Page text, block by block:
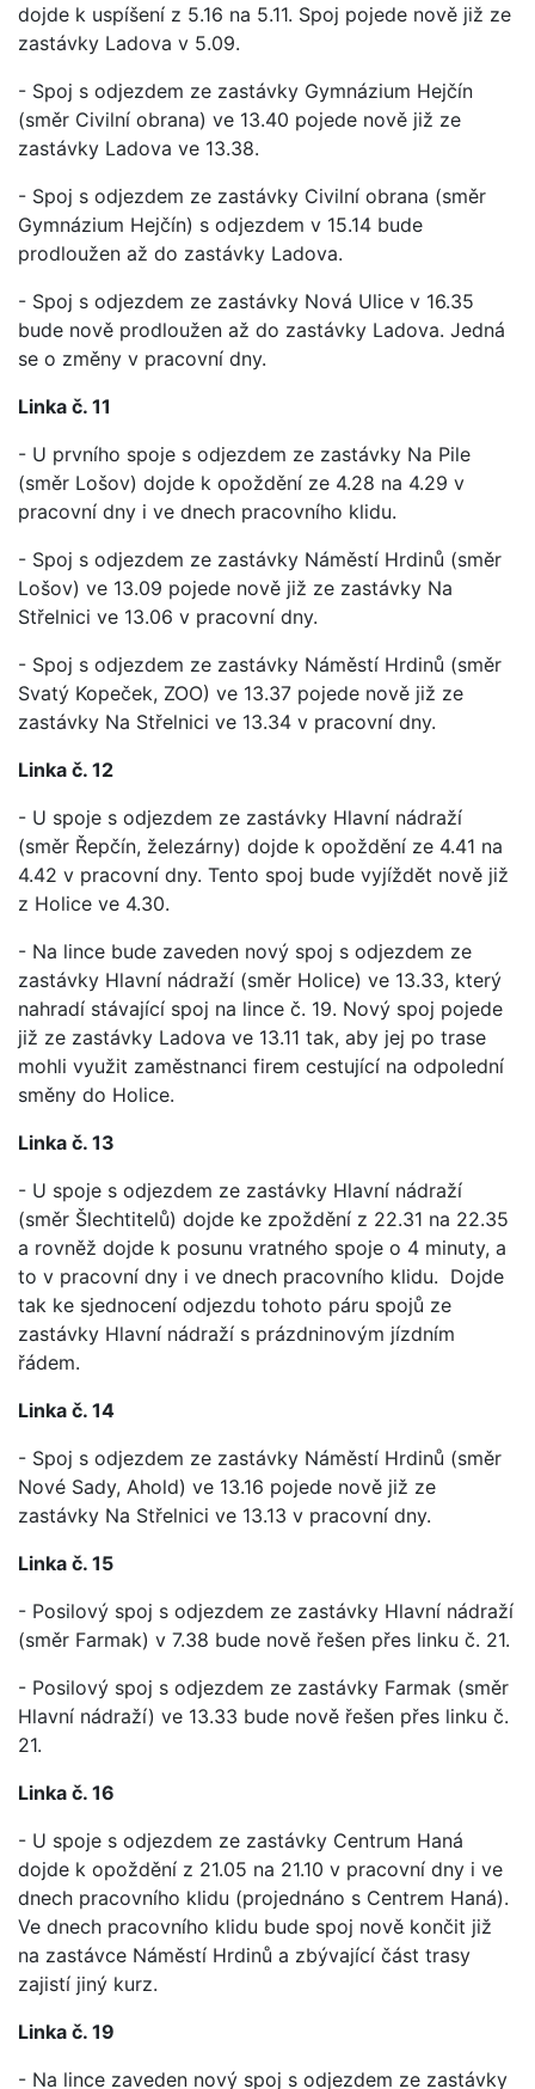
dojde k uspíšení z 5.16 na 5.11. Spoj pojede nově již ze
zastávky Ladova v 5.09.
- Spoj s odjezdem ze zastávky Gymnázium Hejčín
(směr Civilní obrana) ve 13.40 pojede nově již ze
zastávky Ladova ve 13.38.
- Spoj s odjezdem ze zastávky Civilní obrana (směr
Gymnázium Hejčín) s odjezdem v 15.14 bude
prodloužen až do zastávky Ladova.
- Spoj s odjezdem ze zastávky Nová Ulice v 16.35
bude nově prodloužen až do zastávky Ladova. Jedná
se o změny v pracovní dny.
Linka č. 11
- U prvního spoje s odjezdem ze zastávky Na Pile
(směr Lošov) dojde k opoždění ze 4.28 na 4.29 v
pracovní dny i ve dnech pracovního klidu.
- Spoj s odjezdem ze zastávky Náměstí Hrdinů (směr
Lošov) ve 13.09 pojede nově již ze zastávky Na
Střelnici ve 13.06 v pracovní dny.
- Spoj s odjezdem ze zastávky Náměstí Hrdinů (směr
Svatý Kopeček, ZOO) ve 13.37 pojede nově již ze
zastávky Na Střelnici ve 13.34 v pracovní dny.
Linka č. 12
- U spoje s odjezdem ze zastávky Hlavní nádraží
(směr Řepčín, železárny) dojde k opoždění ze 4.41 na
4.42 v pracovní dny. Tento spoj bude vyjíždět nově již
z Holice ve 4.30.
- Na lince bude zaveden nový spoj s odjezdem ze
zastávky Hlavní nádraží (směr Holice) ve 13.33, který
nahradí stávající spoj na lince č. 19. Nový spoj pojede
již ze zastávky Ladova ve 13.11 tak, aby jej po trase
mohli využit zaměstnanci firem cestující na odpolední
směny do Holice.
Linka č. 13
- U spoje s odjezdem ze zastávky Hlavní nádraží
(směr Šlechtitelů) dojde ke zpoždění z 22.31 na 22.35
a rovněž dojde k posunu vratného spoje o 4 minuty, a
to v pracovní dny i ve dnech pracovního klidu. Dojde
tak ke sjednocení odjezdu tohoto páru spojů ze
zastávky Hlavní nádraží s prázdninovým jízdním
řádem.
Linka č. 14
- Spoj s odjezdem ze zastávky Náměstí Hrdinů (směr
Nové Sady, Ahold) ve 13.16 pojede nově již ze
zastávky Na Střelnici ve 13.13 v pracovní dny.
Linka č. 15
- Posilový spoj s odjezdem ze zastávky Hlavní nádraží
(směr Farmak) v 7.38 bude nově řešen přes linku č. 21.
- Posilový spoj s odjezdem ze zastávky Farmak (směr
Hlavní nádraží) ve 13.33 bude nově řešen přes linku č.
21.
Linka č. 16
- U spoje s odjezdem ze zastávky Centrum Haná
dojde k opoždění z 21.05 na 21.10 v pracovní dny i ve
dnech pracovního klidu (projednáno s Centrem Haná).
Ve dnech pracovního klidu bude spoj nově končit již
na zastávce Náměstí Hrdinů a zbývající část trasy
zajistí jiný kurz.
Linka č. 19
- Na lince zaveden nový spoj s odjezdem ze zastávky